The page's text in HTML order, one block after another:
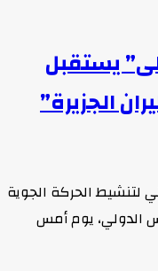
يستقبل
الجزيرة”
لتنشيط الحركة الجوية
الدولي، يوم أمس